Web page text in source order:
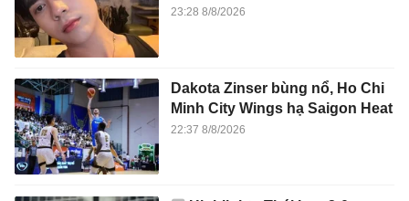
23:28 8/8/2026
Dakota Zinser bùng nổ, Ho Chi
Minh City Wings hạ Saigon Heat
22:37 8/8/2026